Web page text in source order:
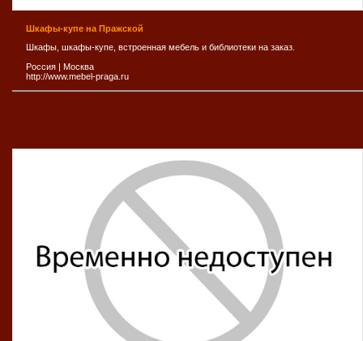
Шкафы-купе на Пражской
Шкафы, шкафы-купе, встроенная мебель и библиотеки на заказ.
Россия | Москва
http://www.mebel-praga.ru